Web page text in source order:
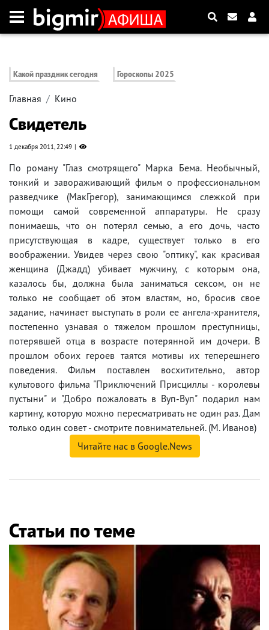
Какой праздник сегодня Гороскопы 2025
Главная Кино
Свидетель
1 декабря 2011, 22:49
По роману "Глаз смотрящего" Марка Бема. Необычный,
тонкий и завораживающий фильм о профессиональном
разведчике (МакГрегор), занимающимся слежкой при
помощи самой современной аппаратуры. Не сразу
понимаешь, что он потерял семью, а его дочь, часто
присутствующая в кадре, существует только в его
воображении. Увидев через свою "оптику", как красивая
женщина (Джадд) убивает мужчину, с которым она,
казалось бы, должна была заниматься сексом, он не
только не сообщает об этом властям, но, бросив свое
задание, начинает выступать в роли ее ангела-хранителя,
постепенно узнавая о тяжелом прошлом преступницы,
потерявшей отца в возрасте потерянной им дочери. В
прошлом обоих героев таятся мотивы их теперешнего
поведения. Фильм поставлен восхитительно, автор
культового фильма "Приключений Присциллы - королевы
пустыни" и "Добро пожаловать в Вуп-Вуп" подарил нам
картину, которую можно пересматривать не один раз. Дам
только один совет - смотрите повнимательней. (М. Иванов)
Читайте нас в Google.News
Статьи по теме